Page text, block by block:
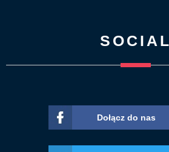
SOCIAL
Dołącz do nas